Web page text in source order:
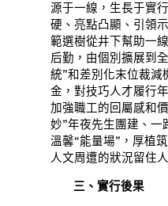
源于一線，生長于實
硬、亮點凸顯、引領
範選樹從井下幫助一
后勤，由個別擴展到
統”和差別化末位裁減
金，對技巧人才履行
加強職工的回屬感和
妙”年夜先生團建、一
溫馨“能量場”，厚植
人文周遭的狀況留住
三、實行後果